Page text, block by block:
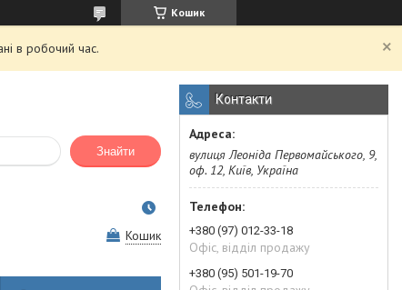
Кошик
в робочий час.
Знайти
Кошик
Контакти
вулиця Леоніда Первомайського, 9,
оф. 12, Київ, Україна
+380 (97) 012-33-18
Офіс, відділ продажу
+380 (95) 501-19-70